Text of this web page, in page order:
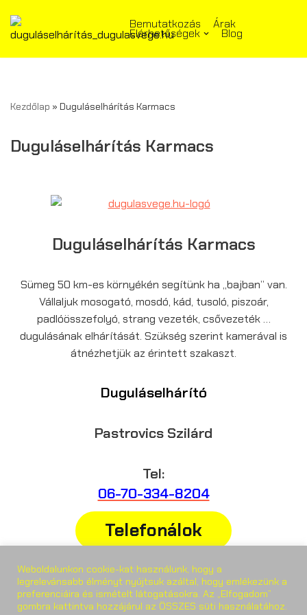
Skip
to
Bemutatkozás Árak
Elérhetőségek Blog
Kezdőlap » Duguláselhárítás Karmacs
Duguláselhárítás Karmacs
Duguláselhárítás Karmacs
Sümeg 50 km-es környékén segítünk ha „bajban” van.
Vállaljuk mosogató, mosdó, kád, tusoló, piszoár,
padlóösszefolyó, strang vezeték, csővezeték …
dugulásának elhárítását. Szükség szerint kamerával is
átnézhetjük az érintett szakaszt.
Duguláselhárító
Pastrovics Szilárd
Tel:
06-70-334-8204
Telefonálok
Weboldal:
Weboldalunkon cookie-kat használunk, hogy a
legrelevánsabb élményt nyújtsuk azáltal, hogy emlékezünk a
preferenciáira és ismételt látogatásokra. Az „Elfogadom”
gombra kattintva hozzájárul az ÖSSZES süti használatához.